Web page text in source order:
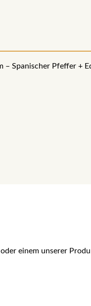
– Spanischer Pfeffer +
einem unserer